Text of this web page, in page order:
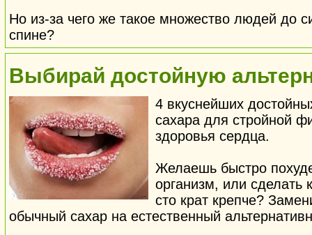
Но из-за чего же такое множество людей до
спине?
Выбирай достойную
4 вкуснейших
сахара для стройной
здоровья сердца.
Желаешь быстро
организм, или сделать
сто крат крепче?
обычный сахар на естественный